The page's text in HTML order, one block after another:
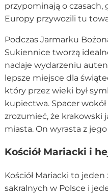
przypominają o czasach,
Europy przywozili tu
Podczas Jarmarku
Sukiennice tworzą
nadaje wydarzeniu
lepsze miejsce dla
który przez wieki był
kupiectwa. Spacer
zrozumieć, że krakowski
miasta. On wyrasta z
Kościół Mariacki i
Kościół Mariacki to
sakralnych w Polsce i